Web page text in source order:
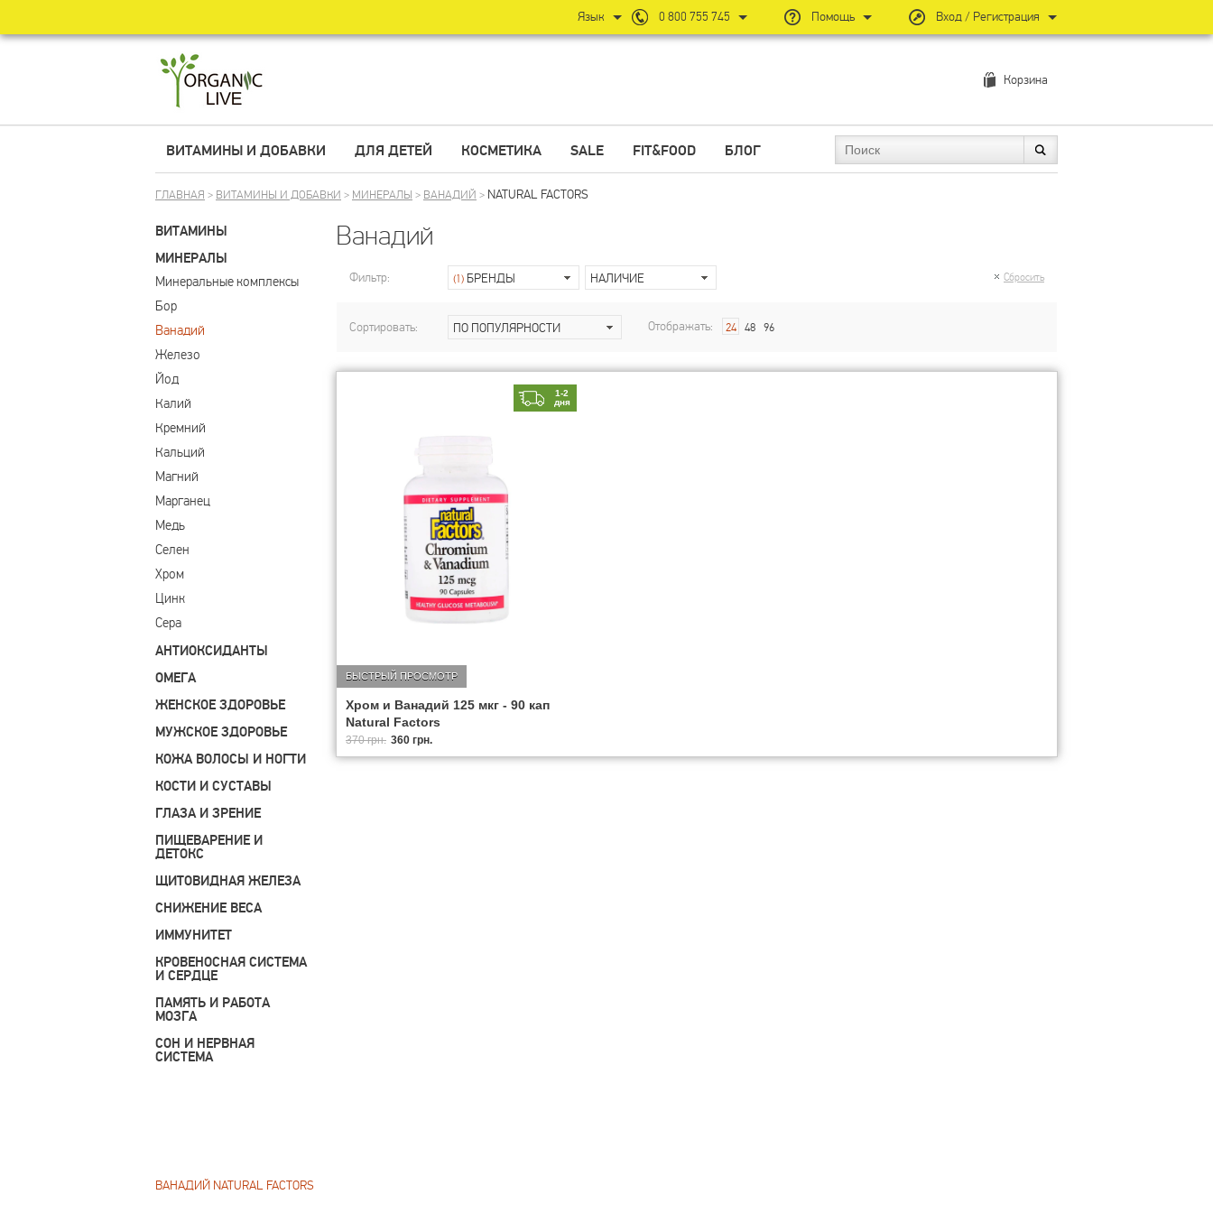
Корзина
ВИТАМИНЫ И ДОБАВКИ ДЛЯ ДЕТЕЙ КОСМЕТИКА SALE FIT&FOOD БЛОГ
ГЛАВНАЯ > ВИТАМИНЫ И ДОБАВКИ > МИНЕРАЛЫ > ВАНАДИЙ > NATURAL FACTORS
ВИТАМИНЫ
МИНЕРАЛЫ
Минеральные комплексы
Бор
Ванадий
Железо
Йод
Калий
Кремний
Кальций
Магний
Марганец
Медь
Селен
Хром
Цинк
Сера
АНТИОКСИДАНТЫ
ОМЕГА
ЖЕНСКОЕ ЗДОРОВЬЕ
МУЖСКОЕ ЗДОРОВЬЕ
КОЖА ВОЛОСЫ И НОГТИ
КОСТИ И СУСТАВЫ
ГЛАЗА И ЗРЕНИЕ
ПИЩЕВАРЕНИЕ И
ДЕТОКС
ЩИТОВИДНАЯ ЖЕЛЕЗА
СНИЖЕНИЕ ВЕСА
ИММУНИТЕТ
КРОВЕНОСНАЯ СИСТЕМА
И СЕРДЦЕ
ПАМЯТЬ И РАБОТА
МОЗГА
СОН И НЕРВНАЯ
СИСТЕМА
Ванадий
Фильтр: (1) БРЕНДЫ НАЛИЧИЕ Сбросить
Сортировать: ПО ПОПУЛЯРНОСТИ Отображать: 24 48 96
1-2
дня
Хром и Ванадий 125 мкг - 90 кап
Natural Factors
БЫСТРЫЙ ПРОСМОТР
370 грн. 360 грн.
Вход / Регистрация
Помощь
0 800 755 745
Язык
ВАНАДИЙ NATURAL FACTORS